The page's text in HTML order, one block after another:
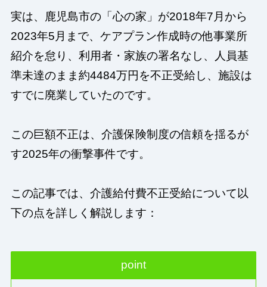
実は、鹿児島市の「心の家」が2018年7月から
2023年5月まで、ケアプラン作成時の他事業所
紹介を怠り、利用者・家族の署名なし、人員基
準未達のまま約4484万円を不正受給し、施設は
すでに廃業していたのです。
この巨額不正は、介護保険制度の信頼を揺るが
す2025年の衝撃事件です。
この記事では、介護給付費不正受給について以
下の点を詳しく解説します：
point